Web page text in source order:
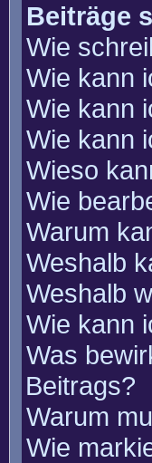
Beiträge
Wie
Wie kann
Wie kann
Wie kann
Wieso
Wie
Warum
Weshalb
Weshalb
Wie kann
Was
Beitrags?
Warum
Wie